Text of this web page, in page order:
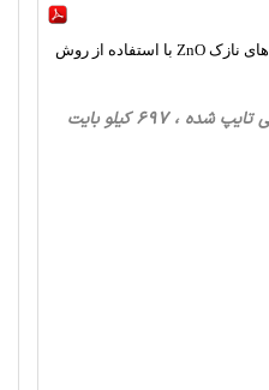
تعیین خواص نوری و ساختاری فیلم های نازک ZnO با استفاده از روش
، کلیه گرایش ها، 7 صفحه فارسی تایپ شده ، 697 کیلو بایت